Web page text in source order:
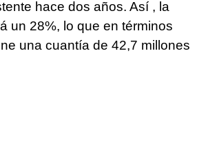
hace dos años. Así , la
un 28%, lo que en términos
una cuantía de 42,7 millones